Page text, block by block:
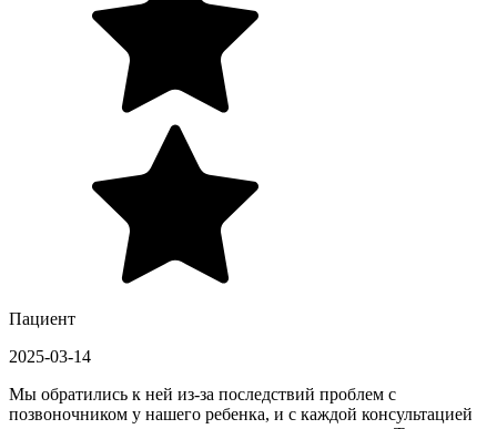
Пациент
2025-03-14
Мы обратились к ней из-за последствий проблем с
позвоночником у нашего ребенка, и с каждой консультацией